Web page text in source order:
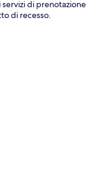
servizi di prenotazione
di recesso.